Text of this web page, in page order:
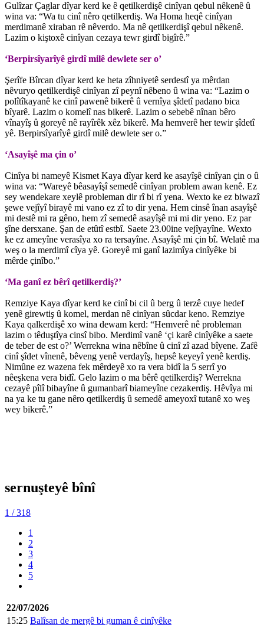
Gulîzar Çaglar dîyar kerd ke ê qetilkerdişê cinîyan qebul nêkenê û
wina va: “Wa tu cinî nêro qetilkerdiş. Wa Homa heqê cinîyan
merdimanê xiraban rê nêverdo. Ma nê qetilkerdişî qebul nêkenê.
Lazim o kiştoxê cinîyan cezaya tewr girdî bigîrê.”
‘Berpirsîyarîyê girdî milê dewlete ser o’
Şerîfe Bîrcan dîyar kerd ke heta zîhniyetê serdestî ya mêrdan
nêvuryo qetilkerdişê cinîyan zî peynî nêbeno û wina va: “Lazim o
polîtîkayanê ke cinî pawenê bikerê û vernîya şîdetî padano bica
bîyarê. Lazim o komelî nas bikerê. Lazim o sebebê nînan bêro
vînayîş û goreyê nê rayîrêk xêz bikerê. Ma hemverê her tewir şîdetî
yê. Berpirsîyarîyê girdî milê dewlete ser o.”
‘Asayîşê ma çin o’
Cinîya bi nameyê Kismet Kaya dîyar kerd ke asayîşê cinîyan çin o û
wina va: “Wareyê bêasayîşî semedê cinîyan problem awan kenê. Ez
sey wendekare xeylê probleman dir rî bi rî yena. Wexto ke ez biwazî
şewe vejîyî birayê mi vano ez zî to dir yena. Hem cinsê înan asayîşê
mi destê mi ra gêno, hem zî semedê asayîşê mi mi dir yeno. Ez par
şîne dersxane. Şan de etûtî estbî. Saete 23.00ine vejîyayîne. Wexto
ke ez ameyîne verasîya xo ra tersayîne. Asayîşê mi çin bî. Welatê ma
weş o la merdimî cîya yê. Goreyê mi ganî lazimîya cinîyêke bi
mêrde çinîbo.”
‘Ma ganî ez bêrî qetilkerdiş?’
Remziye Kaya dîyar kerd ke cinî bi cil û berg û terzê cuye hedef
yenê girewtiş û komel, merdan nê cinîyan sûcdar keno. Remziye
Kaya qalkerdişê xo wina dewam kerd: “Hemverê nê probleman
lazim o têduştîya cinsî bibo. Merdimî vanê ‘çi karê cinîyêke a saete
de teber de est o?’ Werrekna wina nêbîne û cinî zî azad bîyene. Zafê
cinî şîdet vînenê, bêveng yenê verdayîş, hepsê keyeyî yenê kerdiş.
Nimûne ez wazena fek mêrdeyê xo ra vera bidî la 5 serrî yo
nêeşkena vera bidî. Gelo lazim o ma bêrê qetilkerdiş? Werrekna
cezayê pîlî bibayîne û gumanbarî biameyîne cezakerdiş. Hêvîya mi
na ya ke tu gane nêro qetilkerdiş û semedê ameyoxî tutanê xo weş
wey bikerê.”
sernuşteyê bînî
1 / 318
1
2
3
4
5
22/07/2026
15:25 Balîsan de mergê bi guman ê cinîyêke